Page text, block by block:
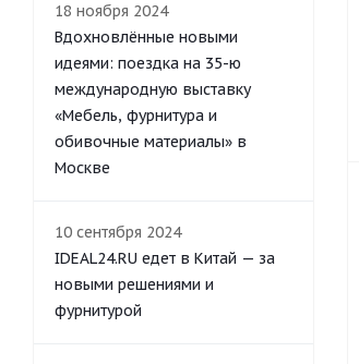
18 ноября 2024
Вдохновлённые новыми
идеями: поездка на 35-ю
международную выставку
«Мебель, фурнитура и
обивочные материалы» в
Москве
10 сентября 2024
IDEAL24.RU едет в Китай — за
новыми решениями и
фурнитурой